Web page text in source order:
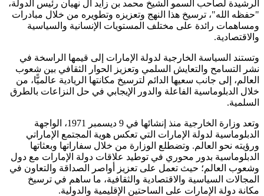
الرشيدة لصاحب السمو الشيخ محمد بن زايد آل نهيان رئيس الدولة،
"حفظه الله"، ترسيخ هذا النهج وتعزيزه وتطويره من خلال مبادرات
ومساهمات رائدة على مختلف المستويات الإنسانية والسياسية
والاقتصادية.
وتستند السياسة الخارجية لدولة الإمارات إلى قيمها الراسخة في
نشر التسامح والتعايش السلمي وتعزيز الحوار الثقافي بين شعوب
العالم، إلى جانب سعيها الدائم لترسيخ مكانتها الريادية عالميًّا، من
خلال الدبلوماسية الفاعلة والدور الإيجابي في حل النزاعات بالطرق
السلمية.
وتعد وزارة الخارجية منذ إنشائها في 9 ديسمبر 1971، الواجهة
الدبلوماسية لدولة الإمارات التي تعكس هوية المجتمع الإماراتي
ورؤيته نحو العالم. وتضطلع الوزارة من خلال سفاراتها وبعثاتها
الدبلوماسية بدور محوري في توطيد علاقات دولة الإمارات مع دول
وشعوب العالم؛ حيث تعمل على تعزيز أواصر الصداقة والتعاون في
المجالات السياسية والاقتصادية والثقافية، ما ساهم في ترسيخ
مكانة دولة الإمارات على الساحتين الإقليمية والدولية.